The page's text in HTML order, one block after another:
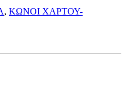
, ΚΩΝΟΙ ΧΑΡΤΟΥ-